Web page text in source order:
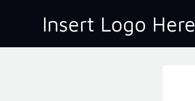
content
Insert Logo Here